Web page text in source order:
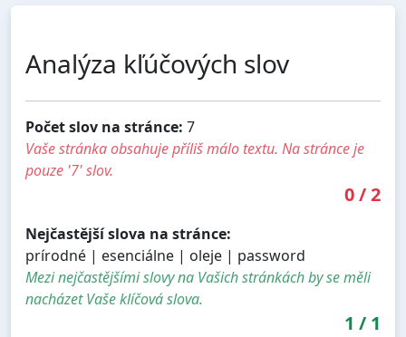
Analýza kľúčových slov
Počet slov na stránce: 7
Vaše stránka obsahuje příliš málo textu. Na stránce je
pouze '7' slov.
0/2
Nejčastější slova na stránce:
prírodné | esenciálne | oleje | password
Mezi nejčastějšími slovy na Vašich stránkách by se měli
nacházet Vaše klíčová slova.
1 / 1